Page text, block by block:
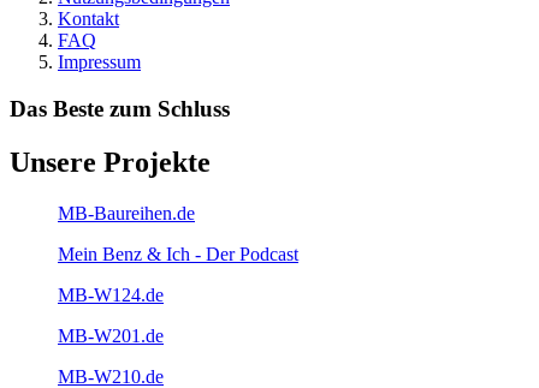
Kontakt
FAQ
Impressum
Das Beste zum Schluss
Unsere Projekte
MB-Baureihen.de
Mein Benz & Ich - Der Podcast
MB-W124.de
MB-W201.de
MB-W210.de